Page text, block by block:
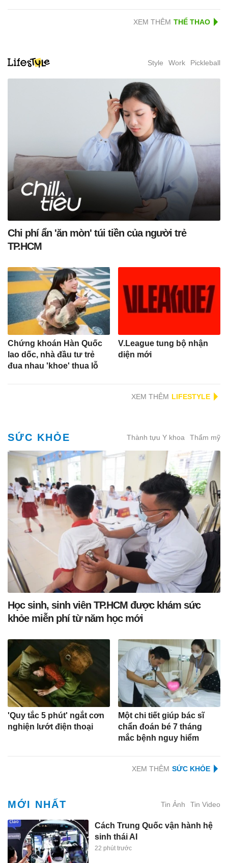
XEM THÊM
Style Work Pickleball
Chi phí ẩn 'ăn mòn' túi tiền của người trẻ
TP.HCM
Chứng khoán Hàn Quốc
lao dốc, nhà đầu tư trẻ
đua nhau 'khoe' thua lỗ
V.League tung bộ nhận
diện mới
XEM THÊM
SỨC KHỎE Thành tựu Y khoa Thẩm mỹ
Học sinh, sinh viên TP.HCM được khám sức
khỏe miễn phí từ năm học mới
'Quy tắc 5 phút' ngắt cơn
nghiện lướt điện thoại
Một chi tiết giúp bác sĩ
chẩn đoán bé 7 tháng
mắc bệnh nguy hiểm
XEM THÊM
MỚI NHẤT Tin Ảnh Tin Video
Cách Trung Quốc vận hành hệ
sinh thái AI
22 phút trước